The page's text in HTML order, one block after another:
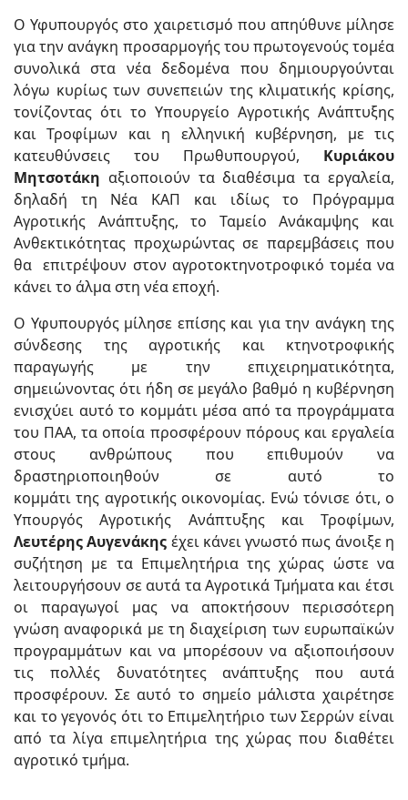
Ο Υφυπουργός στο χαιρετισμό που απηύθυνε μίλησε
για την ανάγκη προσαρμογής του πρωτογενούς τομέα
συνολικά στα νέα δεδομένα που δημιουργούνται
λόγω κυρίως των συνεπειών της κλιματικής κρίσης,
τονίζοντας ότι το Υπουργείο Αγροτικής Ανάπτυξης
και Τροφίμων και η ελληνική κυβέρνηση, με τις
κατευθύνσεις του Πρωθυπουργού, Κυριάκου
Μητσοτάκη αξιοποιούν τα διαθέσιμα τα εργαλεία,
δηλαδή τη Νέα ΚΑΠ και ιδίως το Πρόγραμμα
Αγροτικής Ανάπτυξης, το Ταμείο Ανάκαμψης και
Ανθεκτικότητας προχωρώντας σε παρεμβάσεις που
θα επιτρέψουν στον αγροτοκτηνοτροφικό τομέα να
κάνει το άλμα στη νέα εποχή.
Ο Υφυπουργός μίλησε επίσης και για την ανάγκη της
σύνδεσης της αγροτικής και κτηνοτροφικής
παραγωγής με την επιχειρηματικότητα,
σημειώνοντας ότι ήδη σε μεγάλο βαθμό η κυβέρνηση
ενισχύει αυτό το κομμάτι μέσα από τα προγράμματα
του ΠΑΑ, τα οποία προσφέρουν πόρους και εργαλεία
στους ανθρώπους που επιθυμούν να
δραστηριοποιηθούν σε αυτό το
κομμάτι της αγροτικής οικονομίας. Ενώ τόνισε ότι, ο
Υπουργός Αγροτικής Ανάπτυξης και Τροφίμων,
Λευτέρης Αυγενάκης έχει κάνει γνωστό πως άνοιξε η
συζήτηση με τα Επιμελητήρια της χώρας ώστε να
λειτουργήσουν σε αυτά τα Αγροτικά Τμήματα και έτσι
οι παραγωγοί μας να αποκτήσουν περισσότερη
γνώση αναφορικά με τη διαχείριση των ευρωπαϊκών
προγραμμάτων και να μπορέσουν να αξιοποιήσουν
τις πολλές δυνατότητες ανάπτυξης που αυτά
προσφέρουν. Σε αυτό το σημείο μάλιστα χαιρέτησε
και το γεγονός ότι το Επιμελητήριο των Σερρών είναι
από τα λίγα επιμελητήρια της χώρας που διαθέτει
αγροτικό τμήμα.